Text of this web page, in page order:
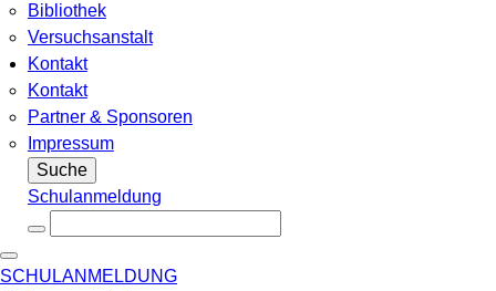
Bibliothek
Versuchsanstalt
Kontakt
Kontakt
Partner & Sponsoren
Impressum
Suche
Schulanmeldung
SCHULANMELDUNG